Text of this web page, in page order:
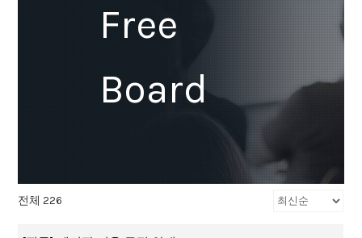
Free
Board
전체 226